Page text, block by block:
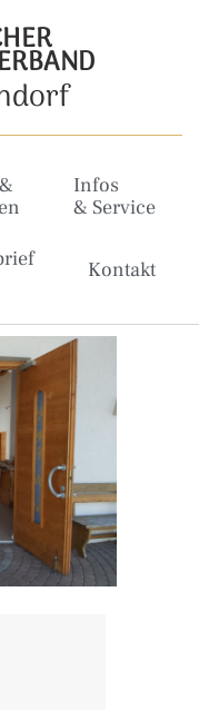
Infos
& Service
Kontakt